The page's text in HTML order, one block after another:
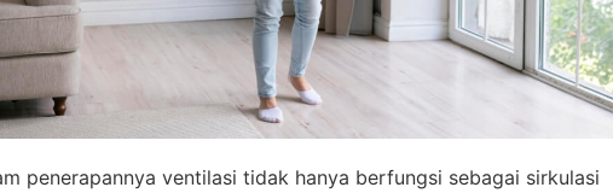
penerapannya ventilasi tidak hanya berfungsi sebagai sirkulasi